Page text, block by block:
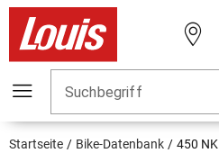
Suchbegriff
Startseite Bike-Datenbank 450 NK